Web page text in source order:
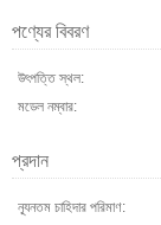
পণ্যের বিবরণ
উৎপত্তি স্থল:
মডেল নম্বার:
প্রদান
ন্যূনতম চাহিদার পরিমাণ: